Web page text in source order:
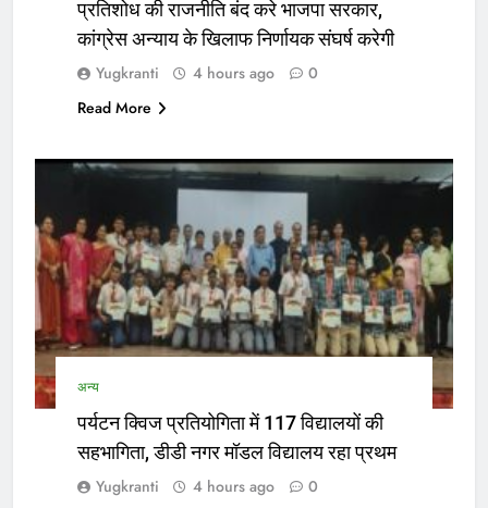
प्रतिशोध की राजनीति बंद करे भाजपा सरकार,
कांग्रेस अन्याय के खिलाफ निर्णायक संघर्ष करेगी
Yugkranti 4 hours ago
0
Read More
अन्य
पर्यटन क्विज प्रतियोगिता में 117 विद्यालयों की
सहभागिता, डीडी नगर मॉडल विद्यालय रहा प्रथम
Yugkranti 4 hours ago
0